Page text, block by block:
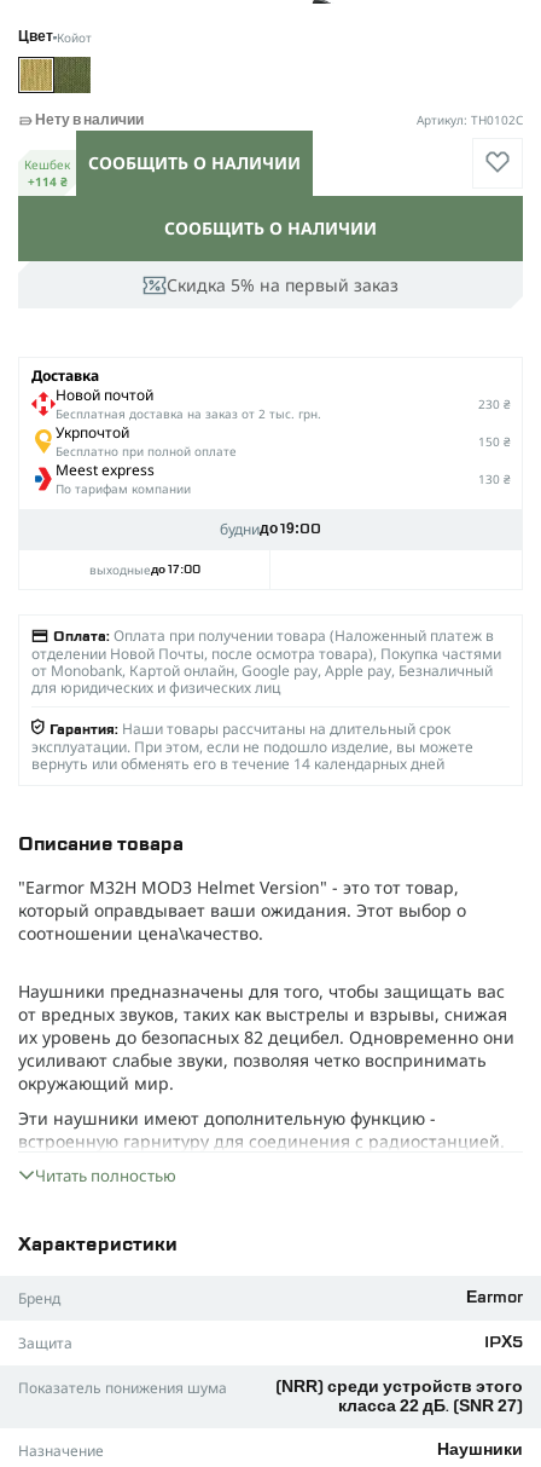
Цвет Койот
Скидка 5% на первый заказ
СООБЩИТЬ О НАЛИЧИИ
Нету в наличии Артикул: TH0102С
Кешбек
+114 ₴
СООБЩИТЬ О НАЛИЧИИ
Доставка
Новой почтой
Беcплатная доставка на заказ от 2 тыс. грн.
230 ₴
Укрпочтой
Бесплатно при полной оплате
150 ₴
Meest express
По тарифам компании
130 ₴
буднидо 19:00
выходныедо 17:00
Оплата: Оплата при получении товара (Наложенный платеж в
отделении Новой Почты, после осмотра товара), Покупка частями
от Monobank, Картой онлайн, Google pay, Apple pay, Безналичный
для юридических и физических лиц
Гарантия: Наши товары рассчитаны на длительный срок
эксплуатации. При этом, если не подошло изделие, вы можете
вернуть или обменять его в течение 14 календарных дней
Описание товара
"Earmor M32H MOD3 Helmet Version" - это тот товар,
который оправдывает ваши ожидания. Этот выбор о
соотношении цена\качество.
Наушники предназначены для того, чтобы защищать вас
от вредных звуков, таких как выстрелы и взрывы, снижая
их уровень до безопасных 82 децибел. Одновременно они
усиливают слабые звуки, позволяя четко воспринимать
окружающий мир.
Эти наушники имеют дополнительную функцию -
встроенную гарнитуру для соединения с радиостанцией.
Но для того, чтобы она работала на полную мощность,
нужно иметь отдельный адаптер PTT (это такая кнопка
другой со стандартом NATO Nexus TP120. Здесь важно
учитывать, что есть PTT с кнопкой под палец и без.
Важно, чтобы кнопки "Нажми и говори" использовались с
разъемом стандарта "military". Если они имеют стандарт
"civilian" (как, например, Z-Tac PTT), то ничего работать не
Встроенный стереомикрофон позволяет не только
слышать, но и точно определять источники звука – будь то
голос, шелест листьев или приближение автомобиля.
Читать полностью
Характеристики
Бренд Earmor
Защита IPX5
Показатель понижения шума
(NRR) среди устройств этого
класса 22 дБ. (SNR 27)
Назначение Наушники